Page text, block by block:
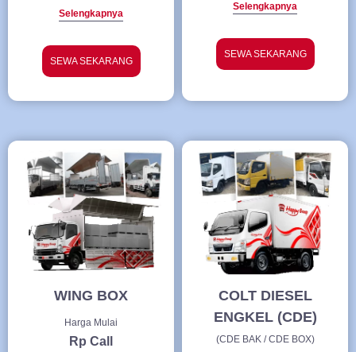
Selengkapnya
SEWA SEKARANG
Selengkapnya
SEWA SEKARANG
WING BOX
Harga Mulai
Rp Call
COLT DIESEL
ENGKEL (CDE)
(CDE BAK / CDE BOX)